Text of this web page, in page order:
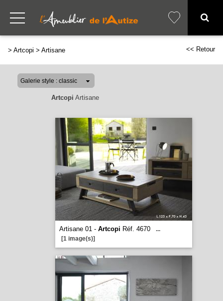
> Artcopi > Artisane << Retour
Artcopi Artisane
Artisane 01 - Artcopi Réf. 4670
...
[1 image(s)]